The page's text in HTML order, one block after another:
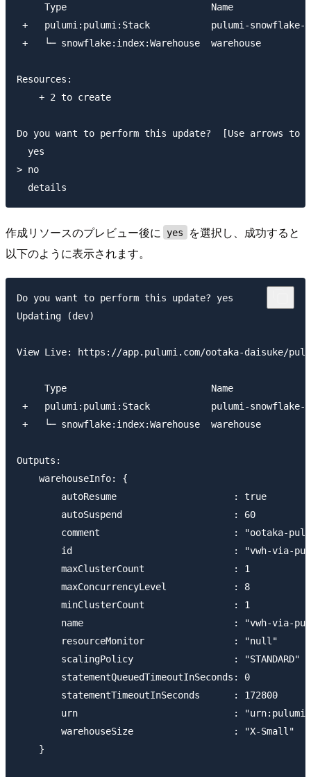
Type                          Name
+   pulumi:pulumi:Stack           pulumi-
+   └─ snowflake:index:Warehouse  warehouse
Resources:
    + 2 to create
Do you want to perform this update?  [Use arrows
  yes
> no
作成リソースのプレビュー後に yes
を選択し、成功すると
以下のように表示されます。
Do you want to perform this update? yes
Updating (dev)
View Live: https://app.pulumi.com/ootaka-daisuke/
Type                          Name
+   pulumi:pulumi:Stack           pulumi-
+   └─ snowflake:index:Warehouse  warehouse
Outputs:
    warehouseInfo: {
        autoResume                     : true
        autoSuspend                    : 60
comment                        : "ootaka-
id                             : "vwh-via-
        maxClusterCount                : 1
        maxConcurrencyLevel            : 8
        minClusterCount                : 1
name                           : "vwh-via-
        resourceMonitor                : "null"
        scalingPolicy                  : "STANDARD"
        statementQueuedTimeoutInSeconds: 0
        statementTimeoutInSeconds      : 172800
urn                            :
        warehouseSize                  : "X-Small"
    }